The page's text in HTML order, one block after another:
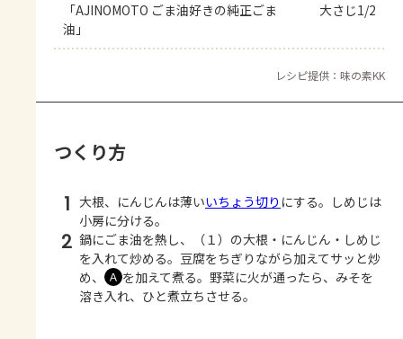
「AJINOMOTO ごま油好きの純正ごま
油」
大さじ1/2
レシピ提供：味の素KK
つくり方
1 大根、にんじんは薄いいちょう切り にする。しめじは
小房に分ける。
2 鍋にごま油を熱し、（１）の大根・にんじん・しめじ
を入れて炒める。豆腐をちぎりながら加えてサッと炒
め、
Ａ を加えて煮る。野菜に火が通ったら、みそを
溶き入れ、ひと煮立ちさせる。